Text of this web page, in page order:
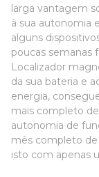
larga vantagem
à sua autonomia
alguns
poucas semanas
Localizador
da sua bateria e
energia,
mais completo
autonomia de
mês completo
isto com apenas